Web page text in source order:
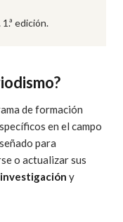
edición.
de formación
en el campo
para
o actualizar sus
investigación y